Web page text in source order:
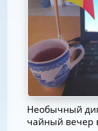
Необычный
чайный вечер